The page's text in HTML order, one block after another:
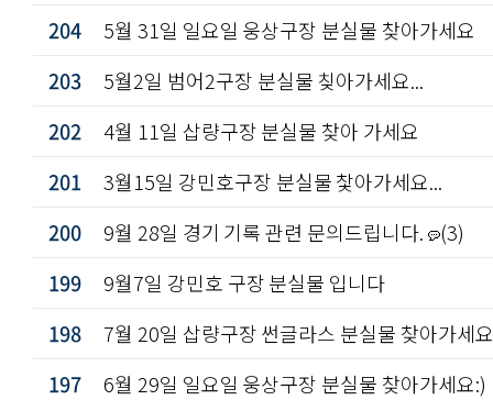
204 5월 31일 일요일 웅상구장 분실물 찾아가세요
203 5월2일 범어2구장 분실물 칮아가세요...
202 4월 11일 삽량구장 분실물 찾아 가세요
201 3월15일 강민호구장 분실물 찿아가세요...
200 9월 28일 경기 기록 관련 문의드립니다. (3)
199 9월7일 강민호 구장 분실물 입니다
198 7월 20일 삽량구장 썬글라스 분실물 찾아가세요
197 6월 29일 일요일 웅상구장 분실물 찾아가세요:)